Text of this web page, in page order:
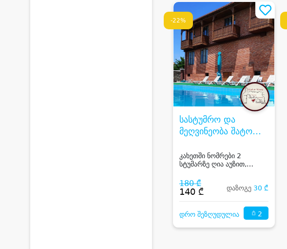
-22%
სასტუმრო და
მეღვინეობა შატო
WINERY CHATEAU
KHASHMI
კახეთში ნომრები 2
სტუმარზე ღია აუზით,
180 ₾
140 ₾ დაზოგე 30 ₾
დრო შეზღუდულია 2